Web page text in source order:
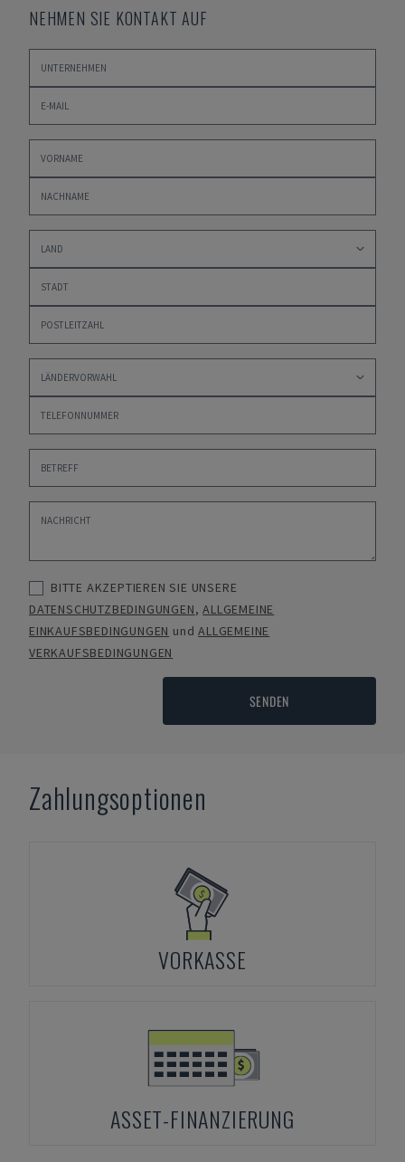
NEHMEN SIE KONTAKT AUF
BITTE AKZEPTIEREN SIE UNSERE
DATENSCHUTZBEDINGUNGEN,ALLGEMEINE
EINKAUFSBEDINGUNGEN undALLGEMEINE
VERKAUFSBEDINGUNGEN
SENDEN
Zahlungsoptionen
VORKASSE
ASSET-FINANZIERUNG